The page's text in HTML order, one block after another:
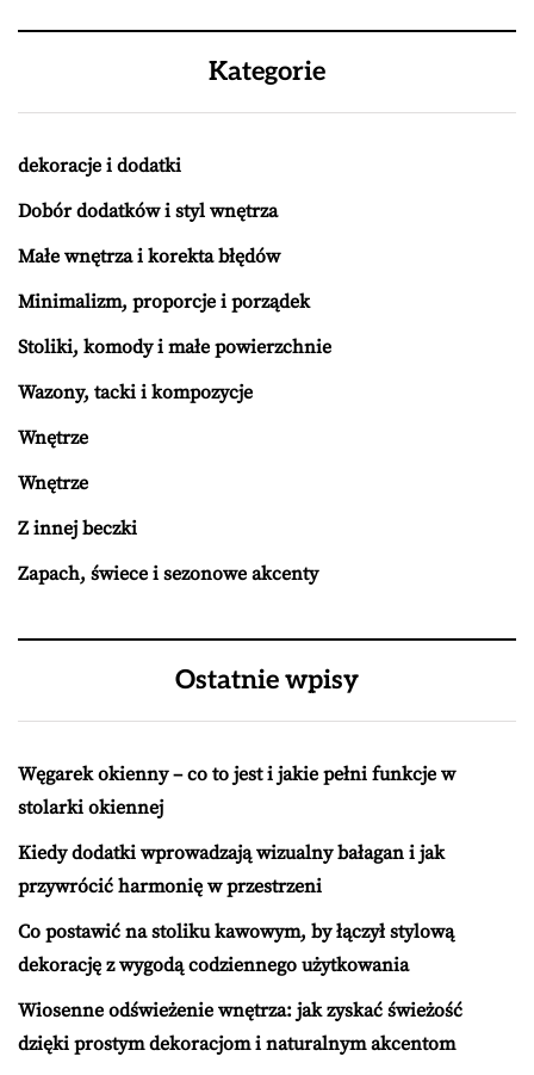
Kategorie
dekoracje i dodatki
Dobór dodatków i styl wnętrza
Małe wnętrza i korekta błędów
Minimalizm, proporcje i porządek
Stoliki, komody i małe powierzchnie
Wazony, tacki i kompozycje
Wnętrze
Wnętrze
Z innej beczki
Zapach, świece i sezonowe akcenty
Ostatnie wpisy
Węgarek okienny – co to jest i jakie pełni funkcje w
stolarki okiennej
Kiedy dodatki wprowadzają wizualny bałagan i jak
przywrócić harmonię w przestrzeni
Co postawić na stoliku kawowym, by łączył stylową
dekorację z wygodą codziennego użytkowania
Wiosenne odświeżenie wnętrza: jak zyskać świeżość
dzięki prostym dekoracjom i naturalnym akcentom